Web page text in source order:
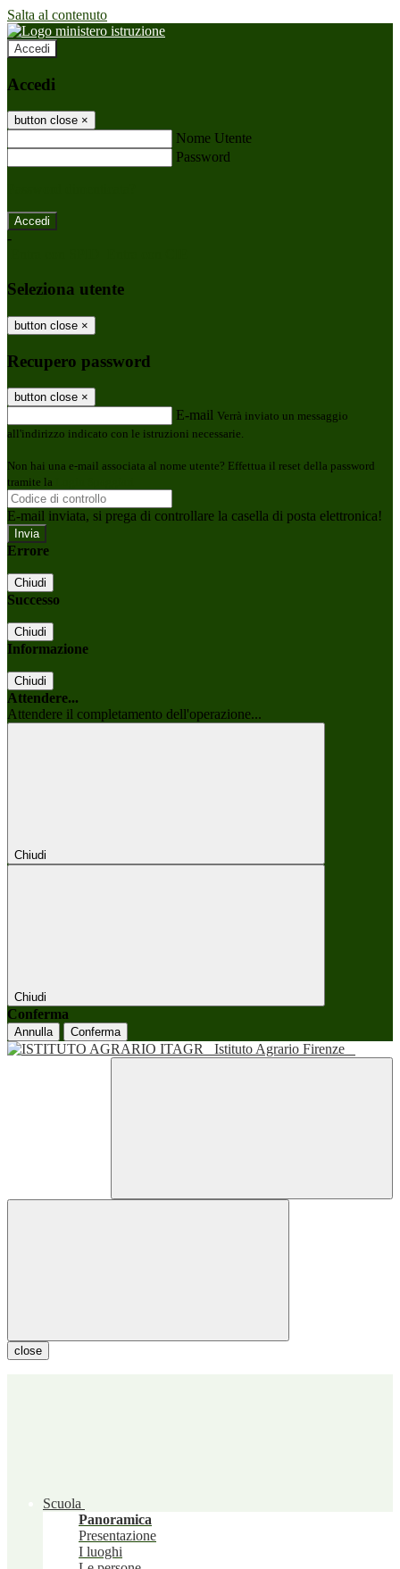
Salta al contenuto
Accedi
Accedi
button close ×
Nome Utente
Password
-
Seleziona utente
button close ×
Recupero password
button close ×
E-mail Verrà inviato un messaggio
all'indirizzo indicato con le istruzioni necessarie.
Non hai una e-mail associata al nome utente? Effettua il reset della password
tramite la
E-mail inviata, si prega di controllare la casella di posta elettronica!
Errore
Chiudi
Successo
Chiudi
Informazione
Chiudi
Attendere...
Attendere il completamento dell'operazione...
Chiudi
Chiudi
Conferma
Annulla Conferma
Istituto Agrario Firenze
close
Scuola
Panoramica
Presentazione
I luoghi